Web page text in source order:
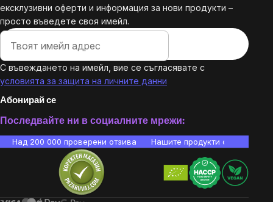
ексклузивни оферти и информация за нови продукти –
просто въведете своя имейл.
С въвеждането на имейл, вие се съгласявате с
условията за защита на личните данни
Абонирай се
Последвайте ни в социалните мрежи:
Над 200 000 проверени отзива Нашите продукти са